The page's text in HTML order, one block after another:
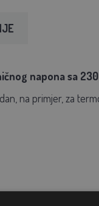
napona sa 230
na primjer, za